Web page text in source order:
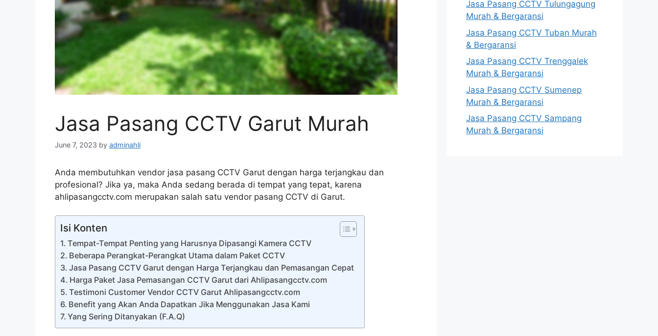
Jasa Pasang CCTV Garut Murah
June 7, 2023 by adminahli
Anda membutuhkan vendor jasa pasang CCTV Garut dengan harga terjangkau dan
profesional? Jika ya, maka Anda sedang berada di tempat yang tepat, karena
ahlipasangcctv.com merupakan salah satu vendor pasang CCTV di Garut.
Isi Konten
Tempat-Tempat Penting yang Harusnya Dipasangi Kamera CCTV
Beberapa Perangkat-Perangkat Utama dalam Paket CCTV
Jasa Pasang CCTV Garut dengan Harga Terjangkau dan Pemasangan Cepat
Harga Paket Jasa Pemasangan CCTV Garut dari Ahlipasangcctv.com
Testimoni Customer Vendor CCTV Garut Ahlipasangcctv.com
Benefit yang Akan Anda Dapatkan Jika Menggunakan Jasa Kami
Yang Sering Ditanyakan (F.A.Q)
Jasa Pasang CCTV Tulungagung
Murah & Bergaransi
Jasa Pasang CCTV Tuban Murah
& Bergaransi
Jasa Pasang CCTV Trenggalek
Murah & Bergaransi
Jasa Pasang CCTV Sumenep
Murah & Bergaransi
Jasa Pasang CCTV Sampang
Murah & Bergaransi